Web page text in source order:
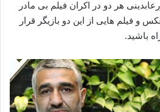
هر دو در اکران فیلم بی مادر
و فیلم هایی از این دو بازیگر قرار
باشید.